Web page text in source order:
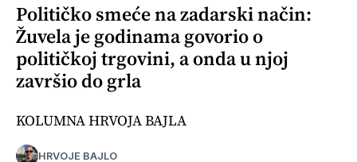
Političko smeće na zadarski način:
Žuvela je godinama govorio o
političkoj trgovini, a onda u njoj
završio do grla
KOLUMNA HRVOJA BAJLA
HRVOJE BAJLO